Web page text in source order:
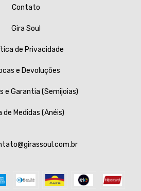
Contato
Gira Soul
de Privacidade
e Devoluções
e Garantia (Semijoias)
de Medidas (Anéis)